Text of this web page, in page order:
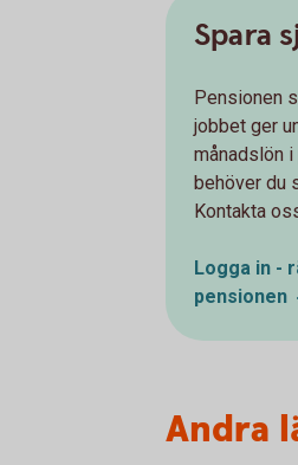
Spara
Pensionen
jobbet ger
månadslön
behöver du
Kontakta
Logga in -
pensionen
Andra